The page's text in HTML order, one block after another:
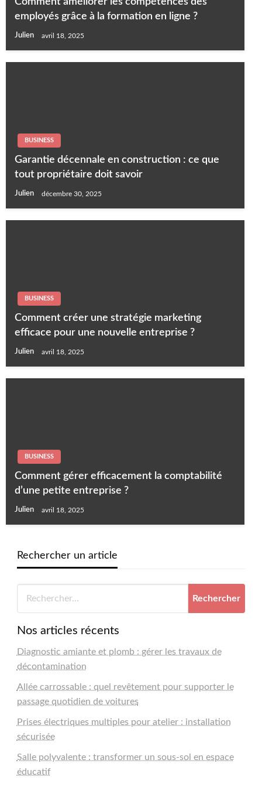
employés grâce à la formation en ligne ?
Julien avril 18, 2025
BUSINESS
Garantie décennale en construction : ce que
tout propriétaire doit savoir
Julien décembre 30, 2025
BUSINESS
Comment créer une stratégie marketing
efficace pour une nouvelle entreprise ?
Julien avril 18, 2025
BUSINESS
Comment gérer efficacement la comptabilité
d’une petite entreprise ?
Julien avril 18, 2025
Rechercher un article
Nos articles récents
Diagnostic amiante et plomb : gérer les travaux de
décontamination
Allée carrossable : quel revêtement pour supporter le
passage quotidien de voitures
Prises électriques multiples pour atelier : installation
sécurisée
Salle polyvalente : transformer un sous-sol en espace
éducatif